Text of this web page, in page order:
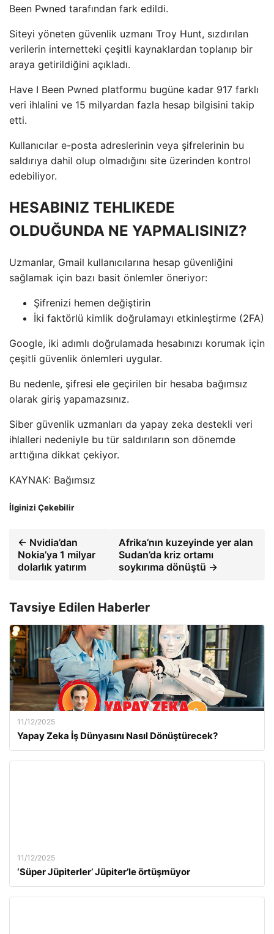
Been Pwned tarafından fark edildi.
Siteyi yöneten güvenlik uzmanı Troy Hunt, sızdırılan
verilerin internetteki çeşitli kaynaklardan toplanıp bir
araya getirildiğini açıkladı.
Have I Been Pwned platformu bugüne kadar 917 farklı
veri ihlalini ve 15 milyardan fazla hesap bilgisini takip
etti.
Kullanıcılar e-posta adreslerinin veya şifrelerinin bu
saldırıya dahil olup olmadığını site üzerinden kontrol
edebiliyor.
HESABINIZ TEHLIKEDE
OLDUĞUNDA NE YAPMALISINIZ?
Uzmanlar, Gmail kullanıcılarına hesap güvenliğini
sağlamak için bazı basit önlemler öneriyor:
Şifrenizi hemen değiştirin
İki faktörlü kimlik doğrulamayı etkinleştirme (2FA)
Google, iki adımlı doğrulamada hesabınızı korumak için
çeşitli güvenlik önlemleri uygular.
Bu nedenle, şifresi ele geçirilen bir hesaba bağımsız
olarak giriş yapamazsınız.
Siber güvenlik uzmanları da yapay zeka destekli veri
ihlalleri nedeniyle bu tür saldırıların son dönemde
arttığına dikkat çekiyor.
KAYNAK: Bağımsız
İlginizi Çekebilir
← Nvidia’dan
Nokia’ya 1 milyar
dolarlık yatırım
Afrika’nın kuzeyinde yer alan
Sudan’da kriz ortamı
soykırıma dönüştü →
Tavsiye Edilen Haberler
11/12/2025
Yapay Zeka İş Dünyasını Nasıl Dönüştürecek?
11/12/2025
‘Süper Jüpiterler’ Jüpiter’le örtüşmüyor